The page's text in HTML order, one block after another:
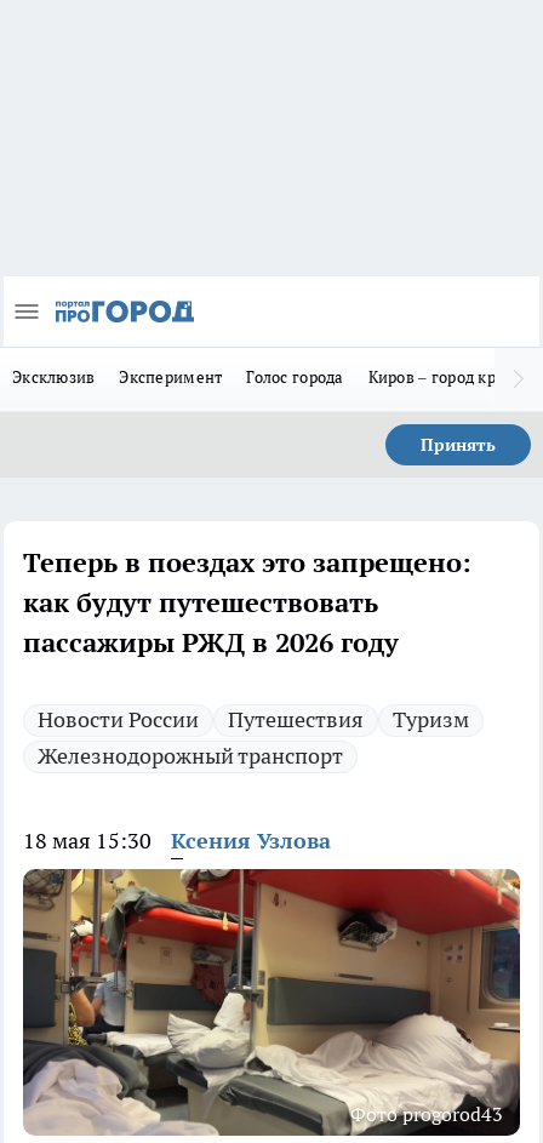
Эксклюзив Эксперимент Голос города Киров – город
Принять
Теперь в поездах это запрещено:
как будут путешествовать
пассажиры РЖД в 2026 году
Новости России Путешествия
Туризм
Железнодорожный транспорт
18 мая 15:30 Ксения Узлова
Фото progorod43